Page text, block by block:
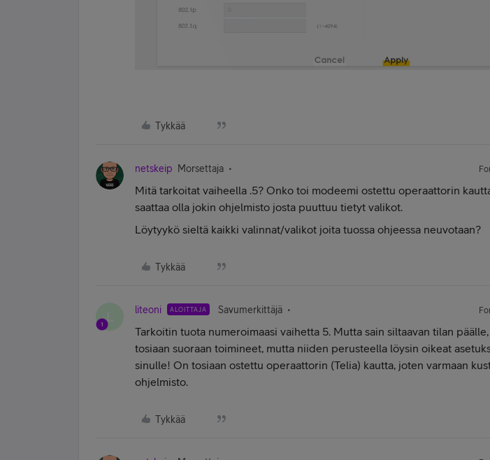
Tykkää
netskeip Morsettaja
Mitä tarkoitat vaiheella .5? Onko toi modeemi ostettu operaattorin
saattaa olla jokin ohjelmisto josta puuttuu tietyt valikot.
Löytyykö sieltä kaikki valinnat/valikot joita tuossa ohjeessa neuvotaan?
Tykkää
L liteoni ALOITTAJA Savumerkittäjä
Tarkoitin tuota numeroimaasi vaihetta 5. Mutta sain siltaavan tilan
tosiaan suoraan toimineet, mutta niiden perusteella löysin oikeat
sinulle! On tosiaan ostettu operaattorin (Telia) kautta, joten varmaan
ohjelmisto.
Tykkää